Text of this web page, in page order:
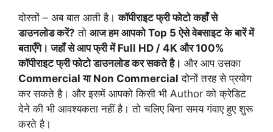
दोस्तों – अब बात आती है।कॉपीराइट फ्री फोटो कहाँ से
डाउनलोड करें? तो आज हम आपको Top 5 ऐसे वेबसाइट के बारें में
बताएँगे। जहाँ से आप फ्री में Full HD / 4K और 100%
कॉपीराइट फ्री फोटो डाउनलोड कर सकते है। और आप उसका
Commercial या Non Commercial दोनों तरह से प्रयोग
कर सकते है। और इसमें आपको किसी भी Author को क्रेडिट
देने की भी आवश्यकता नहीं है। तो चलिए बिना समय गंवाए हुए शुरू
करते है।